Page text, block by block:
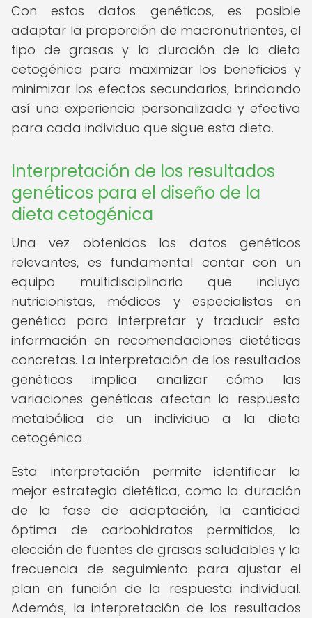
Con estos datos genéticos, es posible
adaptar la proporción de macronutrientes, el
tipo de grasas y la duración de la dieta
cetogénica para maximizar los beneficios y
minimizar los efectos secundarios, brindando
así una experiencia personalizada y efectiva
para cada individuo que sigue esta dieta.
Interpretación de los resultados
genéticos para el diseño de la
dieta cetogénica
Una vez obtenidos los datos genéticos
relevantes, es fundamental contar con un
equipo multidisciplinario que incluya
nutricionistas, médicos y especialistas en
genética para interpretar y traducir esta
información en recomendaciones dietéticas
concretas. La interpretación de los resultados
genéticos implica analizar cómo las
variaciones genéticas afectan la respuesta
metabólica de un individuo a la dieta
cetogénica.
Esta interpretación permite identificar la
mejor estrategia dietética, como la duración
de la fase de adaptación, la cantidad
óptima de carbohidratos permitidos, la
elección de fuentes de grasas saludables y la
frecuencia de seguimiento para ajustar el
plan en función de la respuesta individual.
Además, la interpretación de los resultados